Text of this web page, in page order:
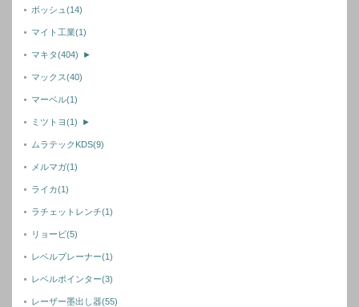
ボッシュ (14)
マイト工業(1)
マキタ(404) ►
マックス(40)
マーベル(1)
ミツトヨ(1) ►
ムラテックKDS(9)
メルマガ(1)
ライカ(1)
ラチェットレンチ(1)
リョービ(5)
レベルプレーナー(1)
レベルポインター(3)
レーザー墨出し器(55)